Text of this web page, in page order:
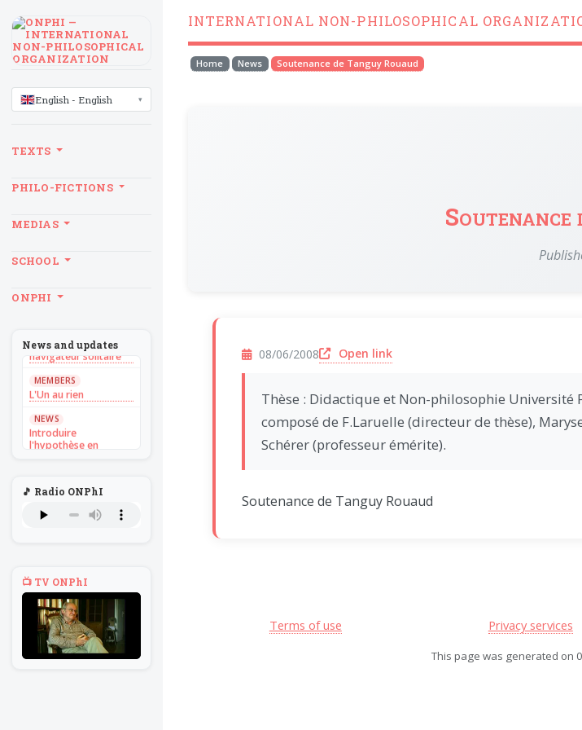
INTERNATIONAL NON-PHILOSOPHICAL
Home News Soutenance de Tanguy Rouaud
Soutenance
08/06/2008 Open link(opens in a new window)
Thèse : Didactique et Non-philosophie Université
composé de F.Laruelle (directeur de thèse),
Schérer (professeur émérite).
Soutenance de Tanguy Rouaud
Terms of use Privacy services
This page was generated on
LANGUAGE
English - English
TEXTS
PHILO-FICTIONS
MEDIAS
SCHOOL
ONPHI
News and updates
Sans recul
Théorie du
navigateur solitaire
MEMBERS
L'Un au rien
NEWS
Introduire
l'hypothèse en
Voltaire aurait mis ça
Théorie du
navigateur solitaire
MEMBERS
L'Un au rien
NEWS
🎵 Radio ONPhI
📺 TV ONPhI